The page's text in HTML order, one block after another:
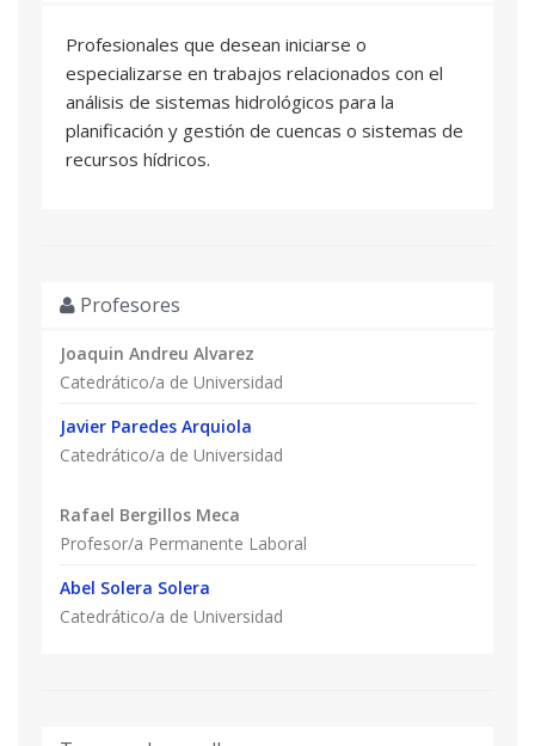
Profesionales que desean iniciarse o
especializarse en trabajos relacionados con el
análisis de sistemas hidrológicos para la
planificación y gestión de cuencas o sistemas de
recursos hídricos.
Profesores
Joaquin Andreu Alvarez
Catedrático/a de Universidad
Javier Paredes Arquiola
Catedrático/a de Universidad
Rafael Bergillos Meca
Profesor/a Permanente Laboral
Abel Solera Solera
Catedrático/a de Universidad